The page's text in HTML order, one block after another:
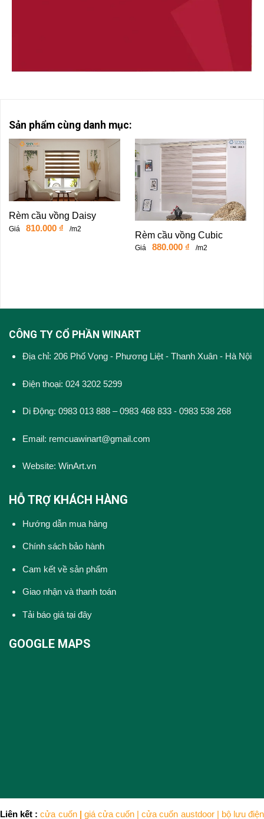
Sản phẩm cùng danh mục:
Rèm cầu vồng Daisy
Giá 810.000 ₫ /m2
Rèm cầu vồng Cubic
Giá 880.000 ₫ /m2
CÔNG TY CỔ PHẦN WINART
Địa chỉ: 206 Phố Vọng - Phương Liệt - Thanh Xuân - Hà Nội
Điện thoại: 024 3202 5299
Di Động: 0983 013 888 – 0983 468 833 - 0983 538 268
Email: remcuawinart@gmail.com
Website: WinArt.vn
HỖ TRỢ KHÁCH HÀNG
Hướng dẫn mua hàng
Chính sách bảo hành
Cam kết về sản phẩm
Giao nhận và thanh toán
Tải báo giá tại đây
GOOGLE MAPS
Liên kết :cửa cuốn| giá cửa cuốn |cửa cuốn austdoor| bộ lưu điện